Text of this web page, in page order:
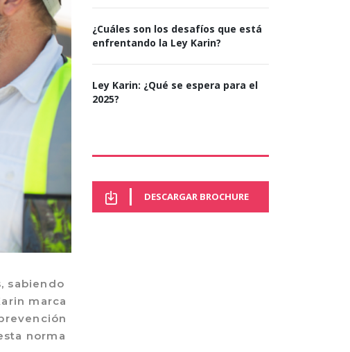
sabiendo
marca
norma
¿Cuáles son los desafíos que está
enfrentando la Ley Karin?
Ley Karin: ¿Qué se espera para el
2025?
DESCARGAR BROCHURE